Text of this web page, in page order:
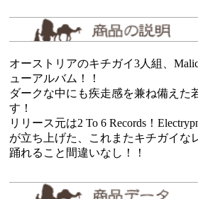
オーストリアのキチガイ3人組、
ューアルバム！！
ダークな中にも疾走感を兼ね備えた
す！
リリース元は2 To 6 Records！
が立ち上げた、これまたキチガイな
踊れること間違いなし！！